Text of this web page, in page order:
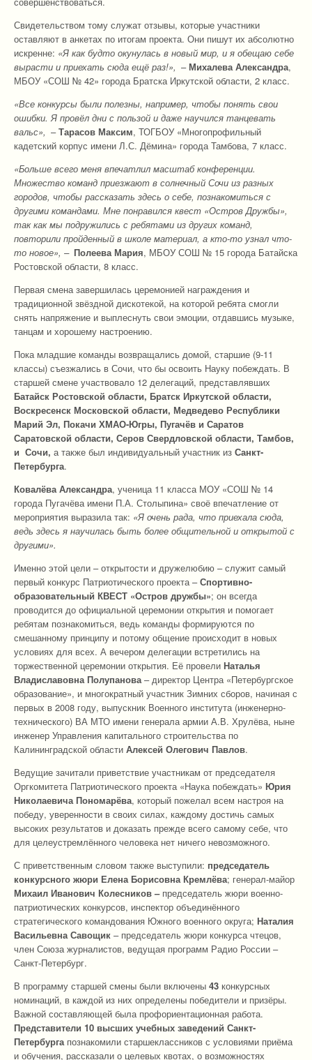
Свидетельством тому служат отзывы, которые участники
оставляют в анкетах по итогам проекта. Они пишут их абсолютно
искренне: «Я как будто окунулась в новый мир, и я обещаю себе
вырасти и приехать сюда ещё раз!», – Михалева Александра,
МБОУ «СОШ № 42» города Братска Иркутской области, 2 класс.
«Все конкурсы были полезны, например, чтобы понять свои
ошибки. Я провёл дни с пользой и даже научился танцевать
вальс», –Тарасов Максим, ТОГБОУ «Многопрофильный
кадетский корпус имени Л.С. Дёмина» города Тамбова, 7 класс.
«Больше всего меня впечатлил масштаб конференции.
Множество команд приезжают в солнечный Сочи из разных
городов, чтобы рассказать здесь о себе, познакомиться с
другими командами. Мне понравился квест «Остров Дружбы»,
так как мы подружились с ребятами из других команд,
повторили пройденный в школе материал, а кто-то узнал что-
то новое», – Полеева Мария, МБОУ СОШ № 15 города Батайска
Ростовской области, 8 класс.
Первая смена завершилась церемонией награждения и
традиционной звёздной дискотекой, на которой ребята смогли
снять напряжение и выплеснуть свои эмоции, отдавшись музыке,
танцам и хорошему настроению.
Пока младшие команды возвращались домой, старшие (9-11
классы) съезжались в Сочи, что бы освоить Науку побеждать. В
старшей смене участвовало 12 делегаций, представлявших
Батайск Ростовской области, Братск Иркутской области,
Воскресенск Московской области, Медведево Республики
Марий Эл, Покачи ХМАО-Югры, Пугачёв и Саратов
Саратовской области, Серов Свердловской области, Тамбов,
и Сочи, а также был индивидуальный участник из Санкт-
Петербурга.
Ковалёва Александра, ученица 11 класса МОУ «СОШ № 14
города Пугачёва имени П.А. Столыпина» своё впечатление от
мероприятия выразила так: «Я очень рада, что приехала сюда,
ведь здесь я научилась быть более общительной и открытой с
другими».
Именно этой цели – открытости и дружелюбию – служит самый
первый конкурс Патриотического проекта –Спортивно-
образовательный КВЕСТ «Остров дружбы»; он всегда
проводится до официальной церемонии открытия и помогает
ребятам познакомиться, ведь команды формируются по
смешанному принципу и потому общение происходит в новых
условиях для всех. А вечером делегации встретились на
торжественной церемонии открытия. Её провели Наталья
Владиславовна Полупанова – директор Центра «Петербургское
образование», и многократный участник Зимних сборов, начиная с
первых в 2008 году, выпускник Военного института (инженерно-
технического) ВА МТО имени генерала армии А.В. Хрулёва, ныне
инженер Управления капитального строительства по
Калининградской области Алексей Олегович Павлов.
Ведущие зачитали приветствие участникам от председателя
Оргкомитета Патриотического проекта «Наука побеждать» Юрия
Николаевича Пономарёва, который пожелал всем настроя на
победу, уверенности в своих силах, каждому достичь самых
высоких результатов и доказать прежде всего самому себе, что
для целеустремлённого человека нет ничего невозможного.
С приветственным словом также выступили: председатель
конкурсного жюри Елена Борисовна Кремлёва; генерал-майор
Михаил Иванович Колесников –председатель жюри военно-
патриотических конкурсов, инспектор объединённого
стратегического командования Южного военного округа; Наталия
Васильевна Савощик – председатель жюри конкурса чтецов,
член Союза журналистов, ведущая программ Радио России –
Санкт-Петербург.
В программу старшей смены были включены 43 конкурсных
номинаций, в каждой из них определены победители и призёры.
Важной составляющей была профориентационная работа.
Представители 10 высших учебных заведений Санкт-
Петербурга познакомили старшеклассников с условиями приёма
и обучения, рассказали о целевых квотах, о возможностях